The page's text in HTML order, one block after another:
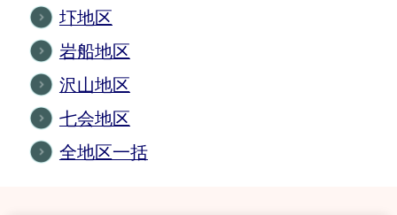
圷地区
岩船地区
沢山地区
七会地区
全地区一括